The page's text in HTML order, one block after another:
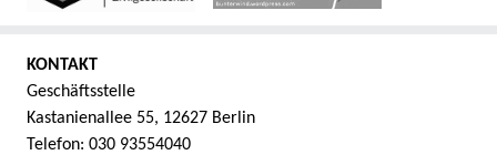
KONTAKT
Geschäftsstelle
Kastanienallee 55, 12627 Berlin
Telefon: 030 93554040